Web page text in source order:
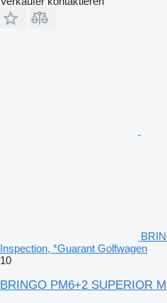
Inspection, *Guarant Golfwagen
10
BRINGO PM6+2 SUPERIOR